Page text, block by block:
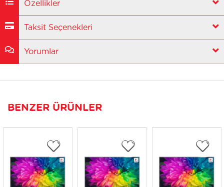
Özellikler
Taksit Seçenekleri
Yorumlar
BENZER ÜRÜNLER